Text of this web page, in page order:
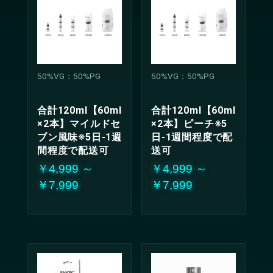
50%VG：50%PG
合計120ml【60ml
×2本】マイルドセ
ブン風味※5日-1週
間程度で配送可
￥4,999 ～
￥7,999
50%VG：50%PG
合計120ml【60ml
×2本】ピーチ※5
日-1週間程度で配
送可
￥4,999 ～
￥7,999